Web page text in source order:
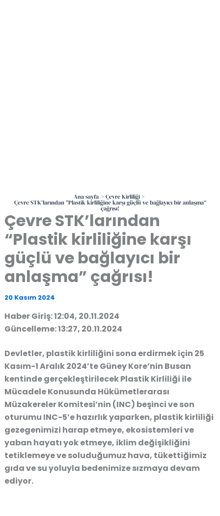
Ana sayfa Çevre Kirliliği
Çevre STK’larından “Plastik kirliliğine karşı güçlü ve bağlayıcı bir anlaşma”
çağrısı!
Çevre STK’larından
“Plastik kirliliğine karşı
güçlü ve bağlayıcı bir
anlaşma” çağrısı!
20 Kasım 2024
Haber Giriş: 12:04, 20.11.2024
Güncelleme: 13:27, 20.11.2024
Devletler, plastik kirliliğini sona erdirmek için 25
Kasım-1 Aralık 2024’te Güney Kore’nin Busan
kentinde gerçekleştirilecek Plastik Kirliliği ile
Mücadele Konusunda Hükümetlerarası
Müzakereler Komitesi’nin (INC) beşinci ve son
oturumu INC-5’e hazırlık yaparken, plastik kirliliği
gezegenimizi harap etmeye, ekosistemleri ve
yaban hayatı yok etmeye, iklim değişikliğini
tetiklemeye ve soluduğumuz hava, tükettiğimiz
gıda ve su yoluyla bedenimize sızmaya devam
ediyor.